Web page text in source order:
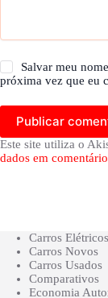
Salvar meu
próxima vez que eu
Publicar
Este site utiliza o
dados em
Carros
Carros Novos
Carros Usados
Comparativos
Economia